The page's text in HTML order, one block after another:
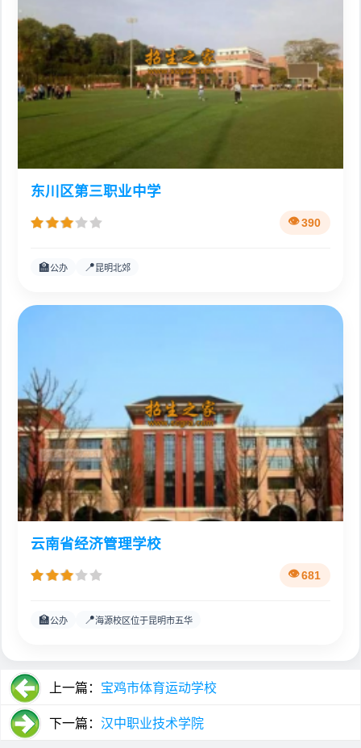
东川区第三职业中学
390
🏫公办 📍昆明北郊
云南省经济管理学校
681
🏫公办 📍海源校区位于昆明市五华
上一篇： 宝鸡市体育运动学校
下一篇： 汉中职业技术学院